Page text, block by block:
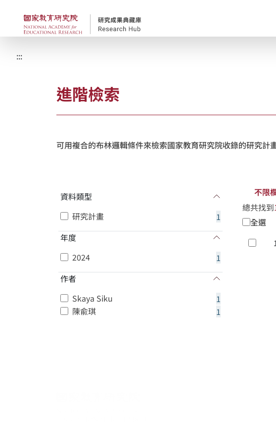
跳到主要內容國家教育研究院-研究成果典
:::
進階檢索
可用複合的布林邏輯條件來檢索國家教育研究院收錄的研究
資料類型
研究計畫
1
年度
2024
1
作者
Skaya Siku
1
陳兪琪
1
不限
總共找到
全選
勾選